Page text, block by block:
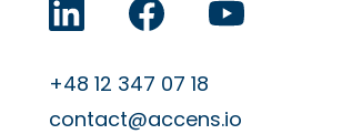
Accens na LinkedIn
FacebookYouTube
+48 12 347 07 18
contact@accens.io